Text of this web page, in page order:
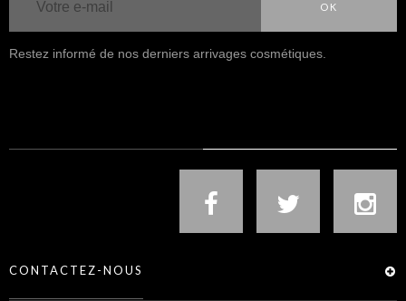
OK
Restez informé de nos derniers arrivages cosmétiques.
CONTACTEZ-NOUS